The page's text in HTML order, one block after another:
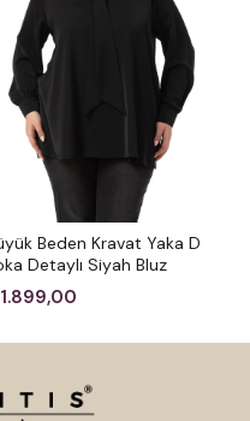
Beden Kravat Yaka D
Detaylı Siyah Bluz